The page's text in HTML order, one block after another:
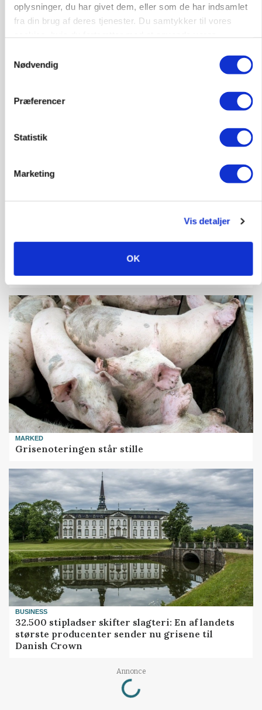
oplysninger, du har givet dem, eller som de har indsamlet
fra din brug af deres tjenester. Du samtykker til vores
Nødvendig
Præferencer
Statistik
Marketing
Vis detaljer
OK
Annonce
Forserie til selvkørende skårlægger afprøves i år
Markvandring sætter fokus på elefantgræs
MARKED
Grisenoteringen står stille
BUSINESS
32.500 stipladser skifter slagteri: En af landets
største producenter sender nu grisene til
Danish Crown
Annonce
Loading...